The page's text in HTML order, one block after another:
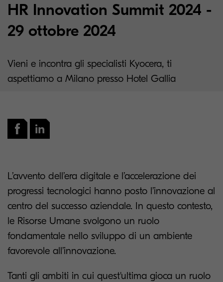
HR Innovation Summit 2024 -
29 ottobre 2024
Vieni e incontra gli specialisti Kyocera, ti
aspettiamo a Milano presso Hotel Gallia
L’avvento dell’era digitale e l’accelerazione dei
progressi tecnologici hanno posto l’innovazione al
centro del successo aziendale. In questo contesto,
le Risorse Umane svolgono un ruolo
fondamentale nello sviluppo di un ambiente
favorevole all’innovazione.
Tanti gli ambiti in cui quest'ultima gioca un ruolo